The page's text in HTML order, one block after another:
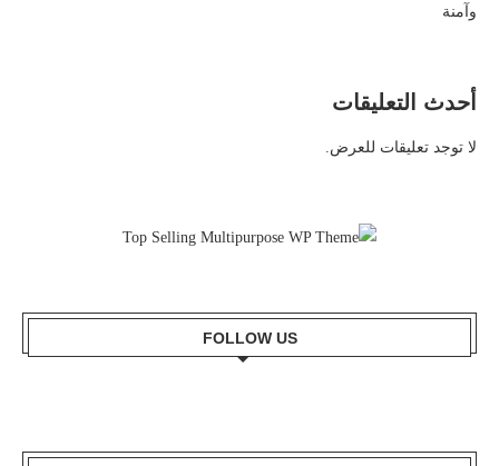
وآمنة
أحدث التعليقات
لا توجد تعليقات للعرض.
FOLLOW US